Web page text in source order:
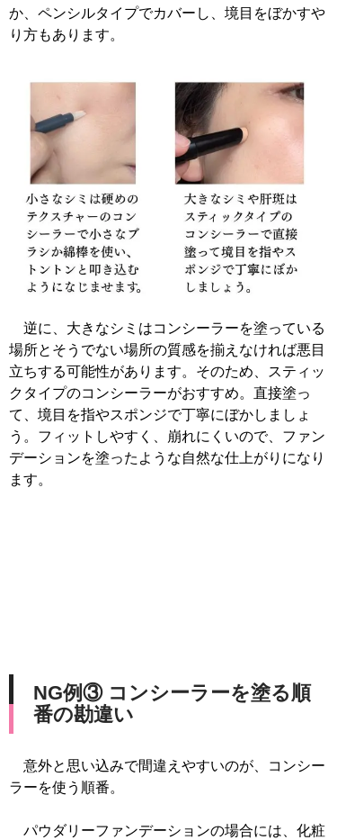
か、ペンシルタイプでカバーし、境目をぼかすや
り方もあります。
逆に、大きなシミはコンシーラーを塗っている
場所とそうでない場所の質感を揃えなければ悪目
立ちする可能性があります。そのため、スティッ
クタイプのコンシーラーがおすすめ。直接塗っ
て、境目を指やスポンジで丁寧にぼかしましょ
う。フィットしやすく、崩れにくいので、ファン
デーションを塗ったような自然な仕上がりになり
ます。
NG例③ コンシーラーを塗る順
番の勘違い
意外と思い込みで間違えやすいのが、コンシー
ラーを使う順番。
パウダリーファンデーションの場合には、化粧